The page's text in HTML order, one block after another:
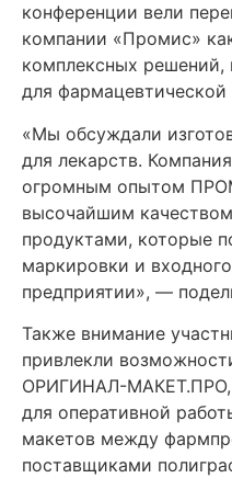
конференции вели
компании «Промис»
комплексных решений,
для фармацевтической
«Мы обсуждали
для лекарств.
огромным опытом
высочайшим
продуктами, которые
маркировки и
предприятии», —
Также внимание
привлекли
ОРИГИНАЛ-МАКЕТ.ПРО,
для оперативной
макетов между
поставщиками